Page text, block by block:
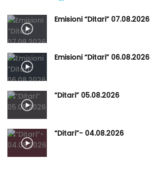
Emisioni “Ditari” 07.08.2026
Emisioni “Ditari” 06.08.2026
“Ditari” 05.08.2026
“Ditari”- 04.08.2026